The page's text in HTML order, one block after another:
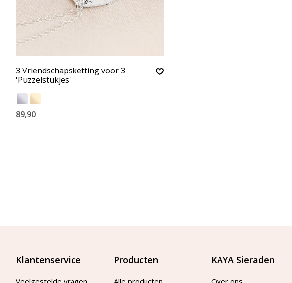
3 Vriendschapsketting voor 3
'Puzzelstukjes'
89,90
Klantenservice
Veelgestelde vragen
Producten
Alle producten
KAYA Sieraden
Over ons